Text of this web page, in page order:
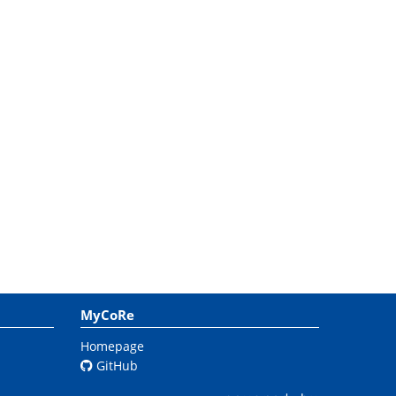
MyCoRe
Homepage
GitHub